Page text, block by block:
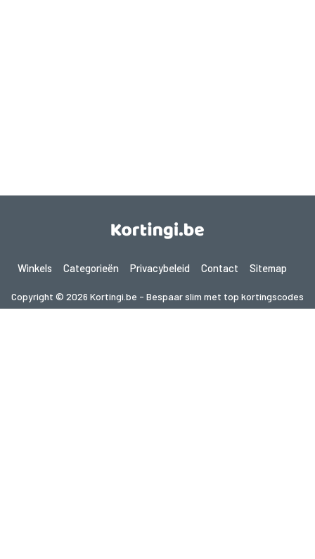
Winkels Categorieën Privacybeleid Contact Sitemap
Copyright © 2026 Kortingi.be - Bespaar slim met top kortingscodes
2026. Alle rechten voorbehouden.